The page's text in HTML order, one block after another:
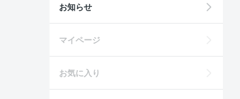
お知らせ
マイページ
お気に入り